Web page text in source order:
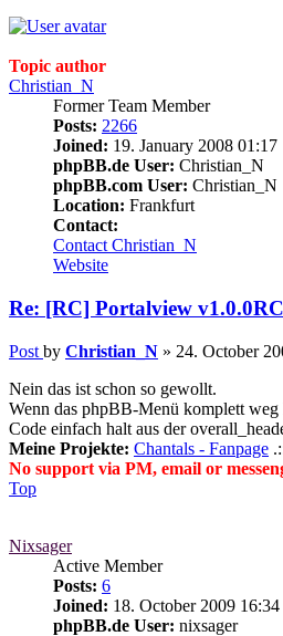
Topic author
Christian_N
Former Team Member
Posts: 2266
Joined: 19. January 2008 01:17
phpBB.de User: Christian_N
phpBB.com User: Christian_N
Location: Frankfurt
Contact:
Contact Christian_N
Website
Re: [RC] Portalview
Post by Christian_N » 24. October
Nein das ist schon so gewollt.
Wenn das phpBB-Menü komplett weg
Code einfach halt aus der
Meine Projekte: Chantals - Fanpage
No support via PM, email or
Top
Nixsager
Active Member
Posts: 6
Joined: 18. October 2009 16:34
phpBB.de User: nixsager